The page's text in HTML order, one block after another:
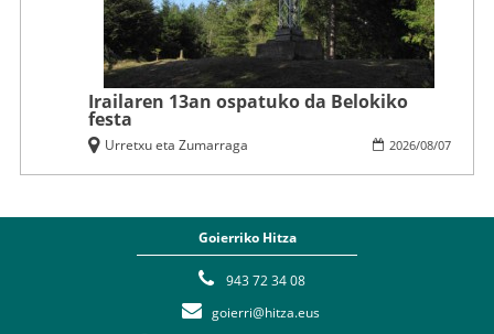
Irailaren 13an ospatuko da Belokiko
festa
2026/08/07
Urretxu eta Zumarraga
Goierriko Hitza
943 72 34 08
goierri@hitza.eus